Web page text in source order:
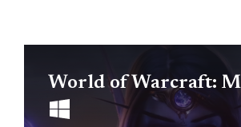
World of Warcraft: